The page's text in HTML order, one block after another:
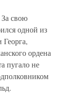
свою
одной из
ордена
пугало не